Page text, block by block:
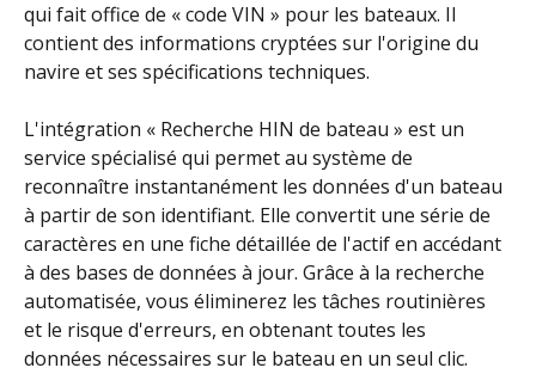
qui fait office de « code VIN » pour les bateaux. Il
contient des informations cryptées sur l'origine du
navire et ses spécifications techniques.
L'intégration « Recherche HIN de bateau » est un
service spécialisé qui permet au système de
reconnaître instantanément les données d'un bateau
à partir de son identifiant. Elle convertit une série de
caractères en une fiche détaillée de l'actif en accédant
à des bases de données à jour. Grâce à la recherche
automatisée, vous éliminerez les tâches routinières
et le risque d'erreurs, en obtenant toutes les
données nécessaires sur le bateau en un seul clic.